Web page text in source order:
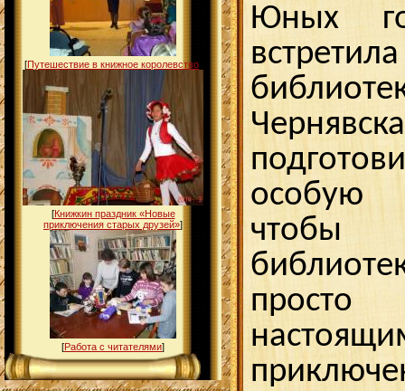
[Путешествие в книжное королевство
[Книжкин праздник «Новые
приключения старых друзей»]
[Работа с читателями]
Юных
особую
чтобы
просто